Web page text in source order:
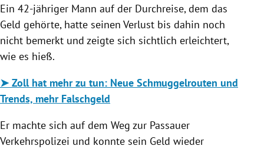
Ein 42-jähriger Mann auf der Durchreise, dem das
Geld gehörte, hatte seinen Verlust bis dahin noch
nicht bemerkt und zeigte sich sichtlich erleichtert,
wie es hieß.
➤ Zoll hat mehr zu tun: Neue Schmuggelrouten und
Trends, mehr Falschgeld
Er machte sich auf dem Weg zur Passauer
Verkehrspolizei und konnte sein Geld wieder